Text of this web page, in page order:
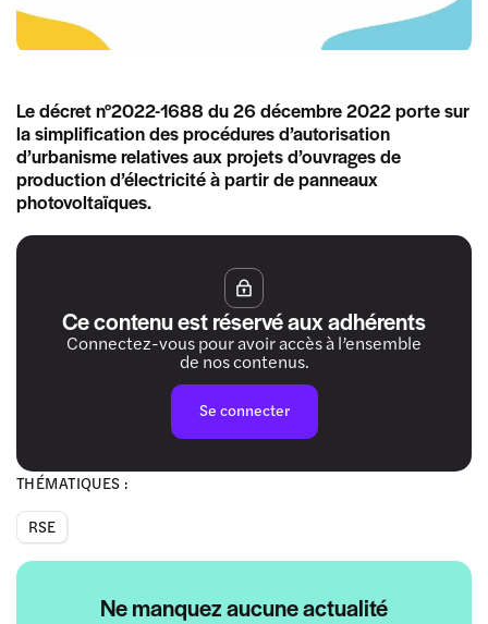
THÉMATIQUES :
RSE
Ne manquez aucune actualité
Le décret n°2022-1688 du 26 décembre 2022 porte sur
la simplification des procédures d’autorisation
d’urbanisme relatives aux projets d’ouvrages de
production d’électricité à partir de panneaux
photovoltaïques.
Ce contenu est réservé aux adhérents
Connectez-vous pour avoir accès à l’ensemble
de nos contenus.
Se connecter